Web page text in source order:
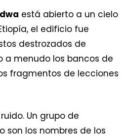
está abierto a un cielo
el edificio fue
destrozados de
a menudo los bancos de
fragmentos de lecciones
Un grupo de
son los nombres de los